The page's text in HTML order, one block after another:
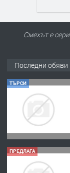
Смехът е
Последни обяви
ТЪРСИ
ПРЕДЛАГА